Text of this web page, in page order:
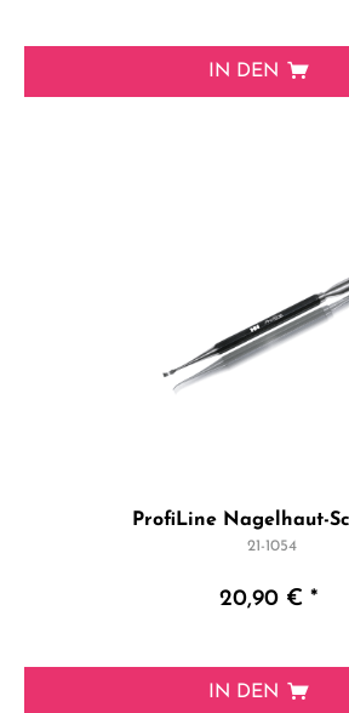
IN DEN
ProfiLine Nagelhaut-
21-1054
20,90 € *
IN DEN